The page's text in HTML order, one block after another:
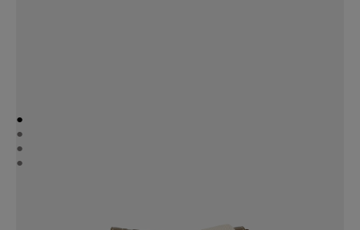
●
●
●
●